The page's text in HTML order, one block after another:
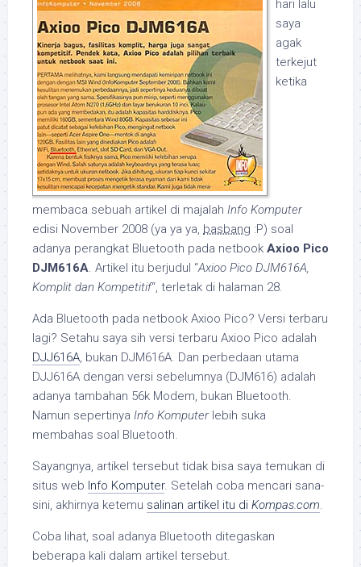
hari lalu
saya
agak
terkejut
ketika
membaca sebuah artikel di majalah Info Komputer
edisi November 2008 (ya ya ya, basbang :P) soal
adanya perangkat Bluetooth pada netbook Axioo Pico
DJM616A. Artikel itu berjudul “Axioo Pico DJM616A,
Komplit dan Kompetitif“, terletak di halaman 28.
Ada Bluetooth pada netbook Axioo Pico? Versi terbaru
lagi? Setahu saya sih versi terbaru Axioo Pico adalah
DJJ616A, bukan DJM616A. Dan perbedaan utama
DJJ616A dengan versi sebelumnya (DJM616) adalah
adanya tambahan 56k Modem, bukan Bluetooth.
Namun sepertinya Info Komputerlebih suka
membahas soal Bluetooth.
Sayangnya, artikel tersebut tidak bisa saya temukan di
situs web Info Komputer. Setelah coba mencari sana-
sini, akhirnya ketemu salinan artikel itu di Kompas.com.
Coba lihat, soal adanya Bluetooth ditegaskan
beberapa kali dalam artikel tersebut.